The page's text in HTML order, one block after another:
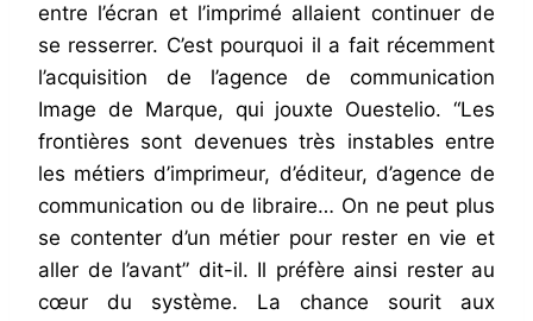
entre l’écran et l’imprimé allaient continuer de
se resserrer. C’est pourquoi il a fait récemment
l’acquisition de l’agence de communication
Image de Marque, qui jouxte Ouestelio. “Les
frontières sont devenues très instables entre
les métiers d’imprimeur, d’éditeur, d’agence de
communication ou de libraire… On ne peut plus
se contenter d’un métier pour rester en vie et
aller de l’avant” dit-il. Il préfère ainsi rester au
cœur du système. La chance sourit aux